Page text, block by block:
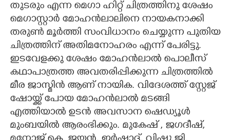
LITERATURE
ZOOM
CONTACT US
തുടരും എന്ന മെഗാ ഹിറ്റ് ചിത്രത്തിനു ശേഷം
മെഗാസ്റ്റാർ മോഹൻലാലിനെ നായകനാക്കി
തരുൺ മൂർത്തി സംവിധാനം ചെയ്യുന്ന പുതിയ
ചിത്രത്തിന് അതിമനോഹരം എന്ന് പേരിട്ടു.
ഇടവേളക്കു ശേഷം മോഹൻലാൽ പൊലീസ്
കഥാപാത്രത്ത അവതരിപ്പിക്കുന്ന ചിത്രത്തിൽ
മീര ജാസ്മിൻ ആണ് നായിക. വിദേശത്ത് സ്റ്റേജ്
ഷോയ്ക്ക് പോയ മോഹൻലാൽ മടങ്ങി
എത്തിയാൽ ഉടൻ അവസാന ഷെഡ്യൂൾ
മുംബയിൽ ആരംഭിക്കും. മുകേഷ് , ജഗദീഷ്,